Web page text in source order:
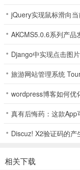
格的世外桃源吧，环境
利、实物奖励等，可以
已的游戏规则，轻鬆在
9、充值比例1:500，首
金鲨银鲨22026官
对保持公平公正，许多
2、**创新游戏玩法模式
jQuery实现鼠标滑向
AKCMS5.0.6系列产品
Django中实现点击图
旅游网站管理系统
wordpress博客如何优
真有后悔药：这款
Discuz! X2验证码的
相关下载